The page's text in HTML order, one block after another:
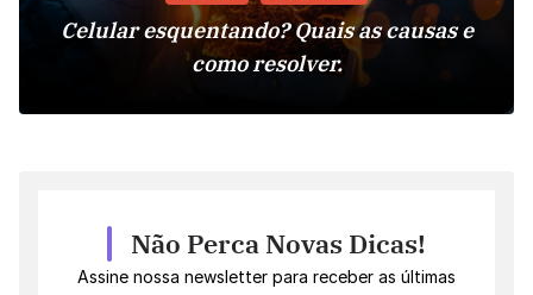
Celular esquentando? Quais as causas e
como resolver.
Não Perca Novas Dicas!
Assine nossa newsletter para receber as últimas